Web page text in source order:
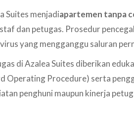
Suites menjadiapartemen tanpa
dan petugas. Prosedur
yang mengganggu saluran
di Azalea Suites diberikan
Operating Procedure) serta
penghuni maupun kinerja